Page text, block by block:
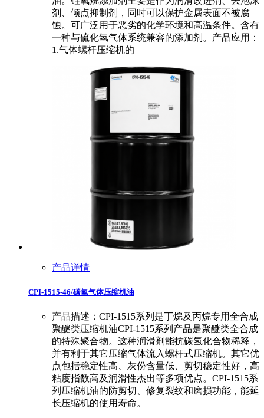
剂、倾点抑制剂，同时可以保护金属表面不被腐
蚀。可广泛用于恶劣的化学环境和高温条件。含有
一种与硫化氢气体系统兼容的添加剂。产品应用：
1.气体螺杆压缩机的
产品详情
CPI-1515-46/碳氢气体压缩机油
产品描述：CPI-1515系列是丁烷及丙烷专用全合成
聚醚类压缩机油CPI-1515系列产品是聚醚类全合成
的特殊聚合物。这种润滑剂能抗碳氢化合物稀释，
并有利于其它压缩气体流入螺杆式压缩机。其它优
点包括稳定性高、灰份含量低、剪切稳定性好，高
粘度指数高及润滑性杰出等多项优点。CPI-1515系
列压缩机油的防剪切、修复裂纹和磨损功能，能延
长压缩机的使用寿命。